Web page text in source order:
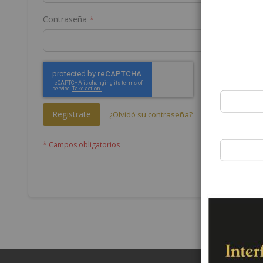
Contraseña
Registrate ¿Olvidó su contraseña?